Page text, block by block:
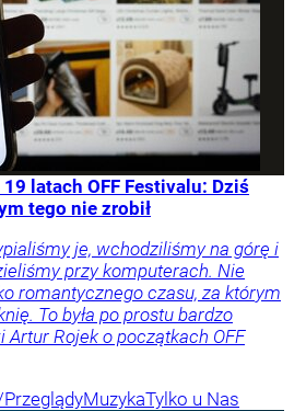
latach OFF Festivalu: Dziś
tego nie zrobił
je, wchodziliśmy na górę i
przy komputerach. Nie
romantycznego czasu, za którym
To była po prostu bardzo
Rojek o początkach OFF
MuzykaTylko u Nas